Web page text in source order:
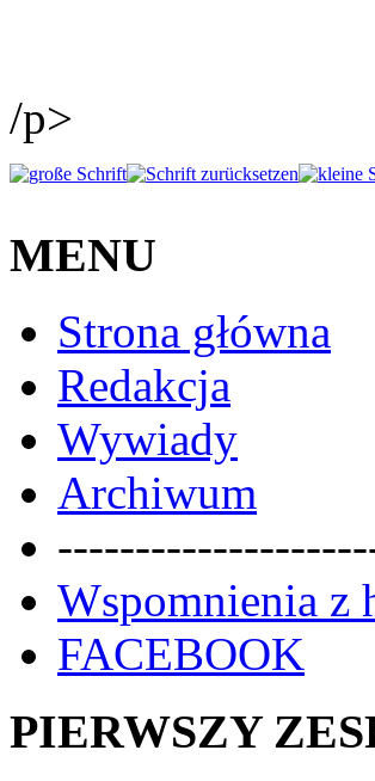
/p>
MENU
Strona główna
Redakcja
Wywiady
Archiwum
Wspomnienia z
FACEBOOK
PIERWSZY